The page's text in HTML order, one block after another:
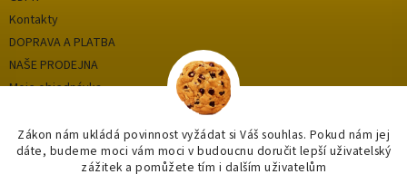
Zákon nám ukládá povinnost vyžádat si Váš souhlas. Pokud nám jej
dáte, budeme moci vám moci v budoucnu doručit lepší uživatelský
zážitek a pomůžete tím i dalším uživatelům
Kontakty
DOPRAVA A PLATBA
NAŠE PRODEJNA
Moje objednávka
Kategorie